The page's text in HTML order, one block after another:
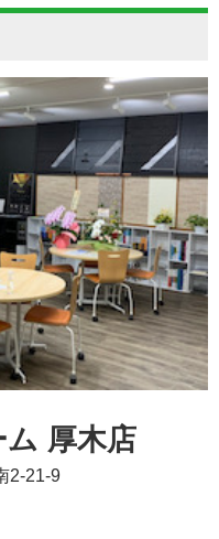
厚木店
2-21-9